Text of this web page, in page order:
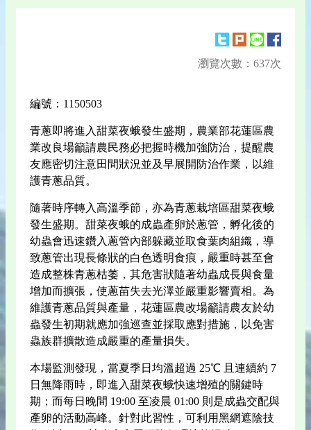
瀏覽次數：637次
編號：1150503
青蔥即將進入甜菜夜蛾發生盛期，農業部花蓮區農
業改良場籲請農民務必把握時機加強防治，提醒農
友應密切注意田間狀況並及早展開防治作業，以維
護青蔥品質。
隨著時序轉入高溫季節，亦為青蔥栽培區甜菜夜蛾
發生盛期。甜菜夜蛾的成蟲產卵於蔥管，孵化後的
幼蟲會迅速鑽入蔥管內部躲藏並取食葉肉組織，導
致蔥管出現長條狀的白色透明食痕，嚴重時甚至會
造成整株青蔥枯萎，其危害狀隨著幼蟲成長與食量
增加而擴張，使蔥苗失去光澤並嚴重影響賣相。為
維護青蔥品質與產量，花蓮區農改場籲請農友於幼
蟲發生初期就應加強巡查並採取應對措施，以免害
蟲族群擴散造成嚴重的產量損失。
本場監測發現，當夏季日均溫超過 25℃ 且連續約 7
日無降雨時，即進入甜菜夜蛾快速增殖的關鍵時
期；而每日晚間 19:00 至凌晨 01:00 則是成蟲交配與
產卵的活動高峰。針對此習性，可利用黑網遮陰技